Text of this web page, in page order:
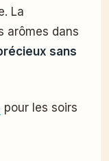
La
arômes dans
sans
pour les soirs